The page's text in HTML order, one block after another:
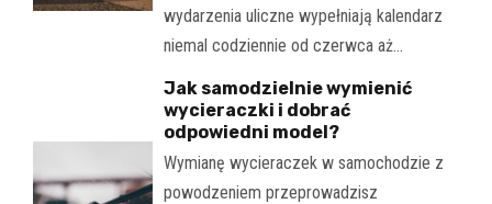
wydarzenia uliczne wypełniają kalendarz
niemal codziennie od czerwca aż…
Jak samodzielnie wymienić
wycieraczki i dobrać
odpowiedni model?
Wymianę wycieraczek w samochodzie z
powodzeniem przeprowadzisz